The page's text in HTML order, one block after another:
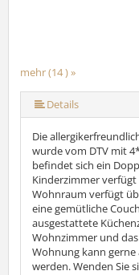
mehr (14 ) »
mehr (14 ) »
mehr (14 ) »
mehr (14 ) »
mehr (14 ) »
mehr (14 ) »
mehr (14 ) »
mehr (14 ) »
mehr (14 ) »
mehr (14 ) »
mehr (14 ) »
Details
Die
wurde vom DTV mit
befindet sich ein
Kinderzimmer
Wohnraum verfügt
eine gemütliche
ausgestattete
Wohnzimmer und
Wohnung kann
werden. Wenden Sie